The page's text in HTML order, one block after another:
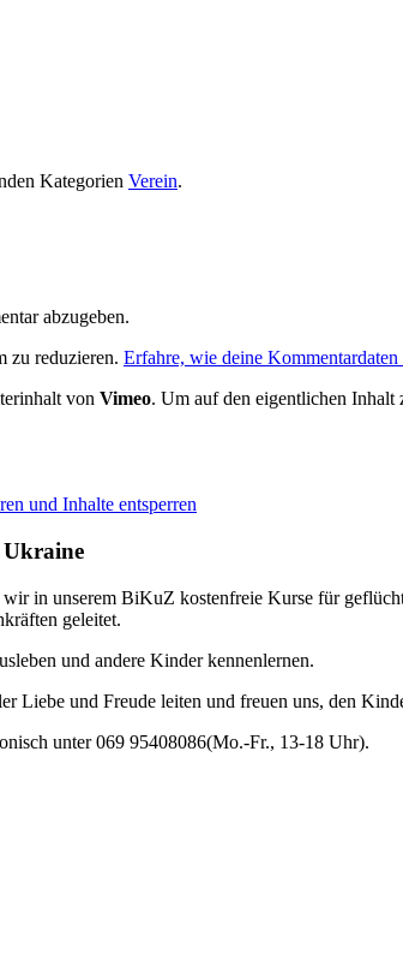
Kategorien Verein.
abzugeben.
zu reduzieren. Erfahre, wie deine Kommentardaten
von Vimeo. Um auf den eigentlichen Inhalt
und Inhalte entsperren
Ukraine
in unserem BiKuZ kostenfreie Kurse für
geleitet.
und andere Kinder kennenlernen.
Liebe und Freude leiten und freuen uns, den
unter 069 95408086(Mo.-Fr., 13-18 Uhr).